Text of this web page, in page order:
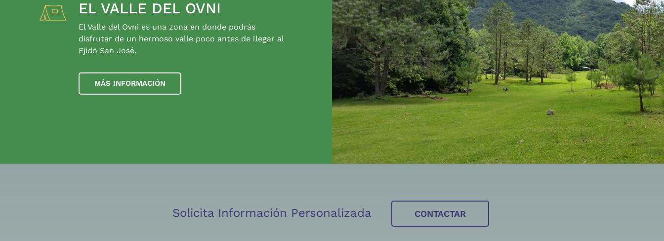
EL VALLE DEL OVNI
El Valle del Ovni es una zona en donde podrás
disfrutar de un hermoso valle poco antes de llegar al
Ejido San José.
MÁS INFORMACIÓN
Solicita Información Personalizada CONTACTAR